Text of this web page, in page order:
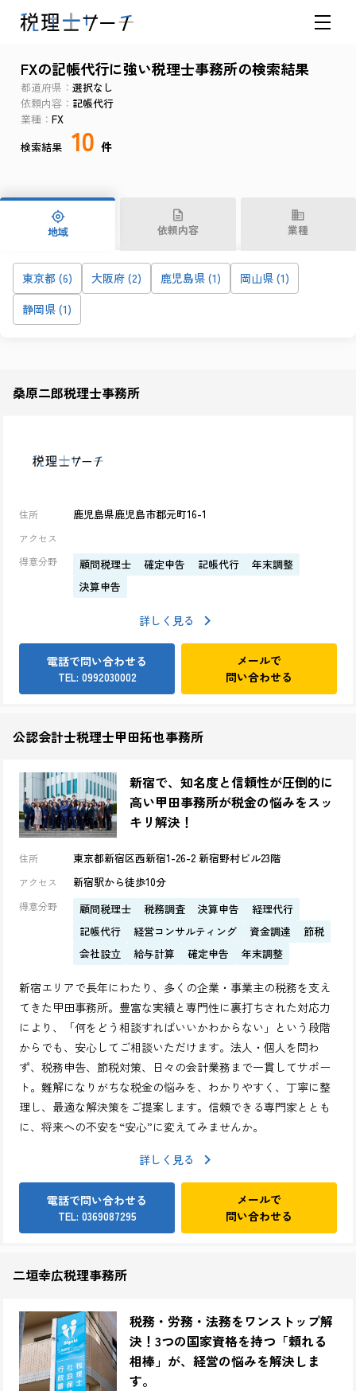
FXの記帳代行に強い税理士事務所の検索結果
都道府県
選択なし
依頼内容
記帳代行
業種
FX
検索結果
10 件
地域 依頼内容 業種
東京都 (6) 大阪府 (2) 鹿児島県 (1)
岡山県 (1)
静岡県 (1)
桑原二郎税理士事務所
住所 鹿児島県鹿児島市郡元町16-1
アクセス
得意分野
顧問税理士 確定申告 記帳代行
年末調整
決算申告
詳しく見る
電話で問い合わせる
TEL: 0992030002
メールで
問い合わせる
公認会計士税理士甲田拓也事務所
新宿で、知名度と信頼性が圧倒的に
高い甲田事務所が税金の悩みをスッ
キリ解決！
住所 東京都新宿区西新宿1-26-2 新宿野村ビル23階
アクセス 新宿駅から徒歩10分
得意分野 顧問税理士 税務調査 決算申告
経理代行
記帳代行
経営コンサルティング 資金調達
節税
会社設立
給与計算 確定申告 年末調整
新宿エリアで長年にわたり、多くの企業・事業主の税務を支え
てきた甲田事務所。豊富な実績と専門性に裏打ちされた対応力
により、「何をどう相談すればいいかわからない」という段階
からでも、安心してご相談いただけます。法人・個人を問わ
ず、税務申告、節税対策、日々の会計業務まで一貫してサポー
ト。難解になりがちな税金の悩みを、わかりやすく、丁寧に整
理し、最適な解決策をご提案します。信頼できる専門家ととも
に、将来への不安を“安心”に変えてみませんか。
詳しく見る
電話で問い合わせる
TEL: 0369087295
メールで
問い合わせる
二垣幸広税理事務所
税務・労務・法務をワンストップ解
決！3つの国家資格を持つ「頼れる
相棒」が、経営の悩みを解決しま
す。